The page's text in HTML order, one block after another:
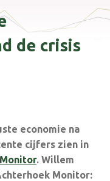
de crisis
economie na
cijfers zien in
. Willem
Monitor: